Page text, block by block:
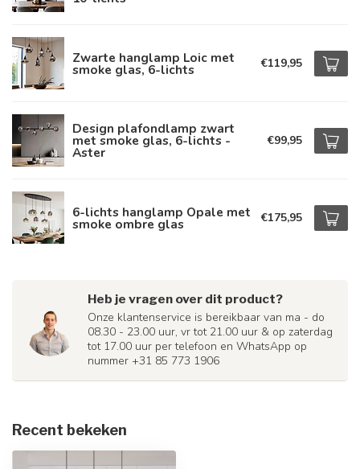
Zwarte hanglamp Loic met
smoke glas, 6-lichts €119,95
Design plafondlamp zwart
met smoke glas, 6-lichts -
Aster
€99,95
6-lichts hanglamp Opale met
smoke ombre glas €175,95
Heb je vragen over dit product?
Onze klantenservice is bereikbaar van ma - do
08.30 - 23.00 uur, vr tot 21.00 uur & op zaterdag
tot 17.00 uur per telefoon en WhatsApp op
nummer +31 85 773 1906
Recent bekeken